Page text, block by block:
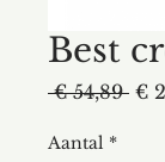
Best
€ 54,89 €
Aantal *